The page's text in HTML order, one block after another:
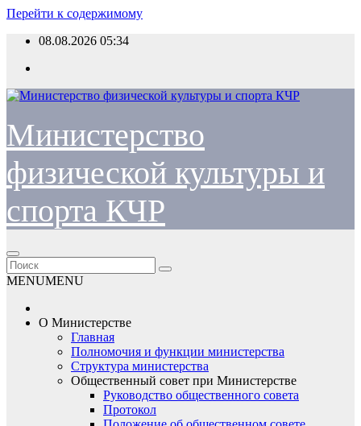
Перейти к содержимому
08.08.2026 05:34
Министерство
физической культуры и
спорта КЧР
MENUMENU
О Министерстве
Главная
Полномочия и функции министерства
Структура министерства
Общественный совет при Министерстве
Руководство общественного совета
Протокол